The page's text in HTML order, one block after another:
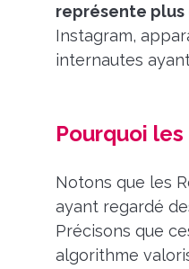
représente plus
Instagram,
internautes
Pourquoi
Notons que les
ayant regardé
Précisons que
algorithme